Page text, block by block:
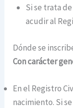
Si se trata
acudir al
Dónde se
Con carácter
En el Registro
nacimiento. Si